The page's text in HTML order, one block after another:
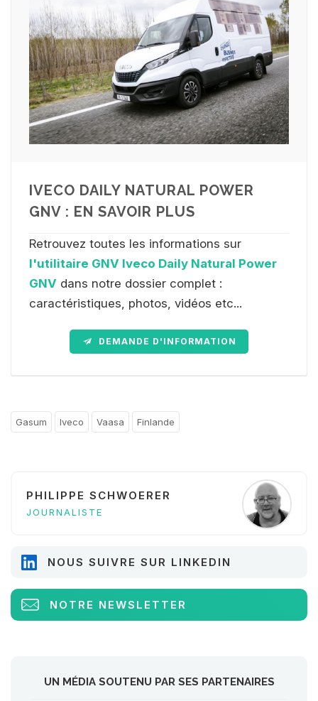
IVECO DAILY NATURAL POWER
GNV : EN SAVOIR PLUS
Retrouvez toutes les informations sur
l'utilitaire GNV Iveco Daily Natural Power
GNV dans notre dossier complet :
caractéristiques, photos, vidéos etc...
DEMANDE D'INFORMATION
Gasum Iveco Vaasa Finlande
PHILIPPE SCHWOERER
JOURNALISTE
NOUS SUIVRE SUR LINKEDIN
NOTRE NEWSLETTER
UN MÉDIA SOUTENU PAR SES PARTENAIRES